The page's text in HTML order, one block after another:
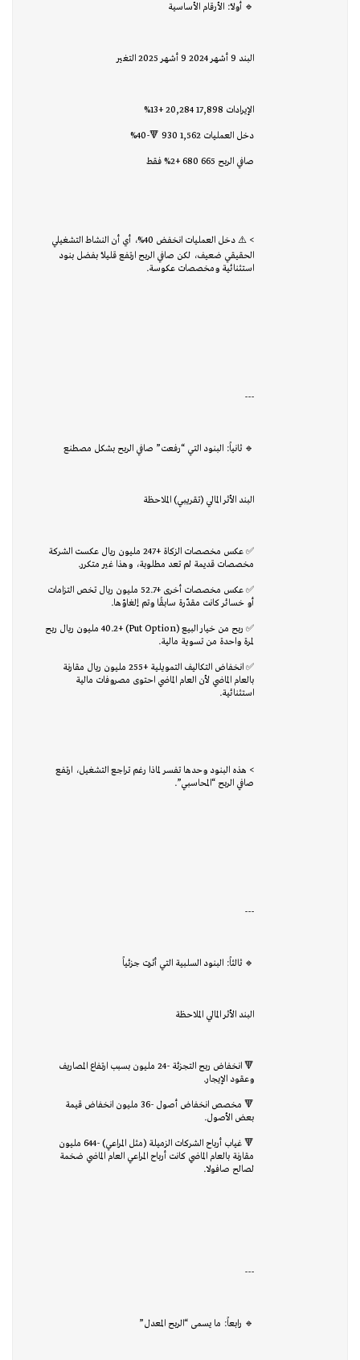
🔹 أولاً: الأرقام الأساسية
البند 9 أشهر 2024 9 أشهر 2025 التغير
الإيرادات 17,898 20,284 +13%
دخل العمليات 1,562 930 🔻-40%
صافي الربح 665 680 +2% فقط
> ⚠️ دخل العمليات انخفض 40%، أي أن النشاط التشغيلي
الحقيقي ضعيف، لكن صافي الربح ارتفع قليلًا بفضل بنود
استثنائية ومخصصات عكوسة.
---
🔹 ثانياً: البنود التي “رفعت” صافي الربح بشكل مصطنع
البند الأثر المالي (تقريبي) الملاحظة
✅ عكس مخصصات الزكاة +247 مليون ريال عكست الشركة
مخصصات قديمة لم تعد مطلوبة، وهذا غير متكرر.
✅ عكس مخصصات أخرى +52.7 مليون ريال تخص التزامات
أو خسائر كانت مقدّرة سابقًا وتم إلغاؤها.
✅ ربح من خيار البيع (Put Option) +40.2 مليون ريال ربح
لمرة واحدة من تسوية مالية.
✅ انخفاض التكاليف التمويلية +255 مليون ريال مقارنة
بالعام الماضي لأن العام الماضي احتوى مصروفات مالية
استثنائية.
> هذه البنود وحدها تفسر لماذا رغم تراجع التشغيل، ارتفع
صافي الربح “المحاسبي”.
---
🔹 ثالثاً: البنود السلبية التي أثرت جزئياً
البند الأثر المالي الملاحظة
🔻 انخفاض ربح التجزئة -24 مليون بسبب ارتفاع المصاريف
وعقود الإيجار.
🔻 مخصص انخفاض أصول -36 مليون انخفاض قيمة
بعض الأصول.
🔻 غياب أرباح الشركات الزميلة (مثل المراعي) -644 مليون
مقارنة بالعام الماضي كانت أرباح المراعي العام الماضي ضخمة
لصالح صافولا.
---
🔹 رابعاً: ما يسمى “الربح المعدل”